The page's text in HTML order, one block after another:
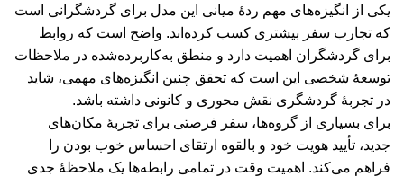
یکی از انگیزه‌های مهم ردۀ میانی این مدل برای گردشگرانی است
که تجارب سفر بیشتری کسب کرده‌اند. واضح است که روابط
برای گردشگران اهمیت دارد و منطق به‌کاربرده‌شده در ملاحظات
توسعۀ شخصی این است که تحقق چنین انگیزه‌های مهمی، شاید
در تجربۀ گردشگری نقش محوری و کانونی داشته باشد.
برای بسیاری از گروه‌ها، سفر فرصتی برای تجربۀ مکان‌های
جدید، تأیید هویت خود و بالقوه ارتقای احساس خوب بودن را
فراهم می‌کند. اهمیت وقت در تمامی رابطه‌ها یک ملاحظۀ جدی